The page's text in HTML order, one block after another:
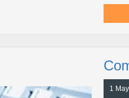
1